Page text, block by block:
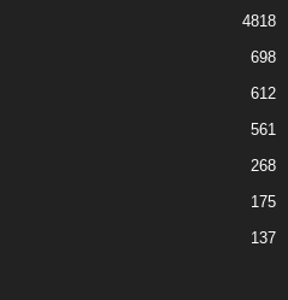
4818
698
612
561
268
175
137